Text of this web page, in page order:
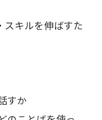
スキルを伸ばすた
すか